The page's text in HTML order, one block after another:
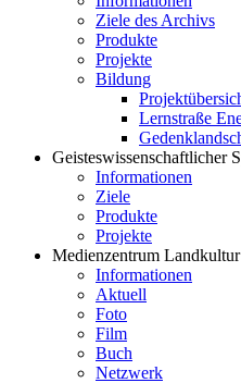
Ziele des Archivs
Produkte
Projekte
Bildung
Lernstraße
Geisteswissenschaftlicher
Informationen
Ziele
Produkte
Projekte
Medienzentrum Landkultur
Informationen
Aktuell
Foto
Film
Buch
Netzwerk